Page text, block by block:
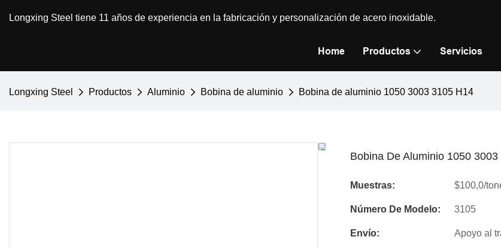
Longxing Steel tiene 11 años de experiencia en la fabricación y personalización de acero inoxidable.
Home Productos Servicios
Longxing Steel Productos Aluminio Bobina de aluminio Bobina de aluminio 1050 3003 3105 H14
Bobina De Aluminio 1050
Muestras: $100,0/
Número De Modelo: 3105
Envío: Apoyo al